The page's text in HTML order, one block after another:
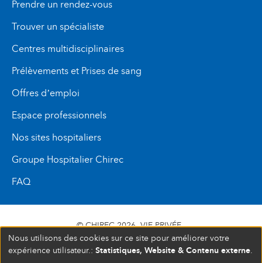
Prendre un rendez-vous
Trouver un spécialiste
Centres multidisciplinaires
Prélèvements et Prises de sang
Offres d’emploi
Espace professionnels
Nos sites hospitaliers
Groupe Hospitalier Chirec
FAQ
© CHIREC 2026 VIE PRIVÉE
SIÈGE SOCIAL BOULEVARD DU TRIOMPHE 201 1160
BRUXELLES N° D’ENTREPRISE : 472 937 059
Nous utilisons des cookies sur ce site pour améliorer votre
expérience utilisateur.: Statistiques, Website & Contenu externe.